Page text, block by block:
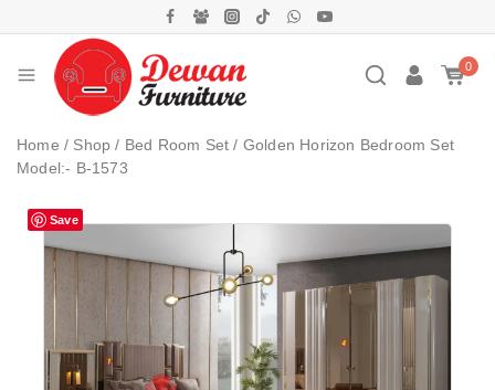
0
Home / Shop / Bed Room Set / Golden Horizon Bedroom Set
Model:- B-1573
Save